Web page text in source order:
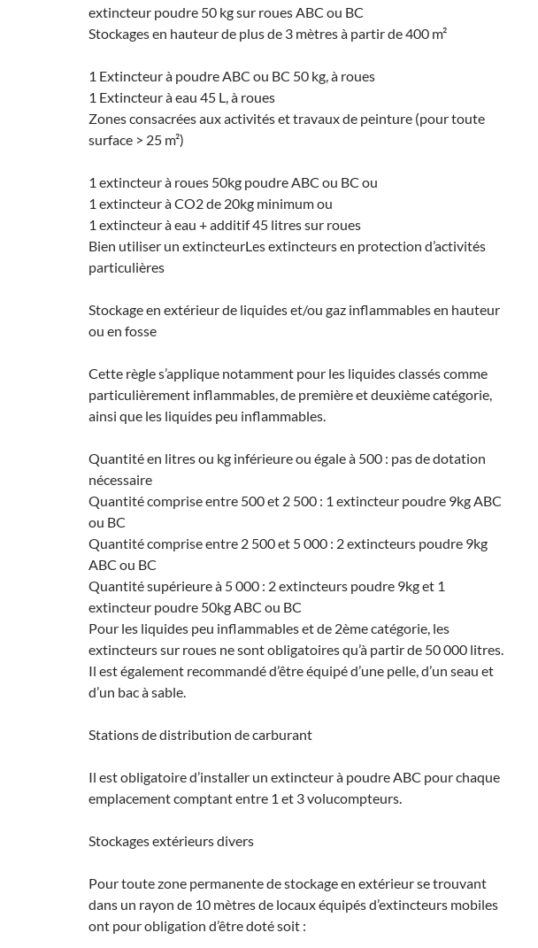
extincteur poudre 50 kg sur roues ABC ou BC
Stockages en hauteur de plus de 3 mètres à partir de 400 m²
1 Extincteur à poudre ABC ou BC 50 kg, à roues
1 Extincteur à eau 45 L, à roues
Zones consacrées aux activités et travaux de peinture (pour toute
surface > 25 m²)
1 extincteur à roues 50kg poudre ABC ou BC ou
1 extincteur à CO2 de 20kg minimum ou
1 extincteur à eau + additif 45 litres sur roues
Bien utiliser un extincteurLes extincteurs en protection d’activités
particulières
Stockage en extérieur de liquides et/ou gaz inflammables en hauteur
ou en fosse
Cette règle s’applique notamment pour les liquides classés comme
particulièrement inflammables, de première et deuxième catégorie,
ainsi que les liquides peu inflammables.
Quantité en litres ou kg inférieure ou égale à 500 : pas de dotation
nécessaire
Quantité comprise entre 500 et 2 500 : 1 extincteur poudre 9kg ABC
ou BC
Quantité comprise entre 2 500 et 5 000 : 2 extincteurs poudre 9kg
ABC ou BC
Quantité supérieure à 5 000 : 2 extincteurs poudre 9kg et 1
extincteur poudre 50kg ABC ou BC
Pour les liquides peu inflammables et de 2ème catégorie, les
extincteurs sur roues ne sont obligatoires qu’à partir de 50 000 litres.
Il est également recommandé d’être équipé d’une pelle, d’un seau et
d’un bac à sable.
Stations de distribution de carburant
Il est obligatoire d’installer un extincteur à poudre ABC pour chaque
emplacement comptant entre 1 et 3 volucompteurs.
Stockages extérieurs divers
Pour toute zone permanente de stockage en extérieur se trouvant
dans un rayon de 10 mètres de locaux équipés d’extincteurs mobiles
ont pour obligation d’être doté soit :